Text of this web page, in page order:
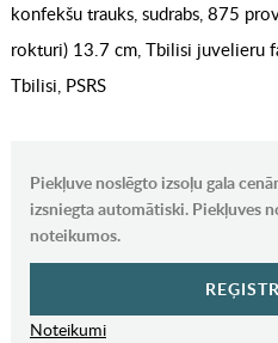
konfekšu trauks, sudrabs, 875
rokturi) 13.7 cm, Tbilisi juvelieru
Tbilisi, PSRS
Piekļuve noslēgto izsoļu gala
izsniegta automātiski. Piekļuves
noteikumos.
Noteikumi